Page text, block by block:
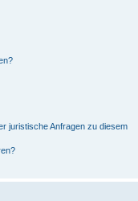
juristische Anfragen zu diesem